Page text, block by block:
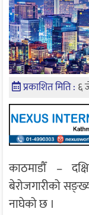
प्रकाशित मिति : ६
काठमाडौँ –
बेरोजगारीको
नाघेको छ ।